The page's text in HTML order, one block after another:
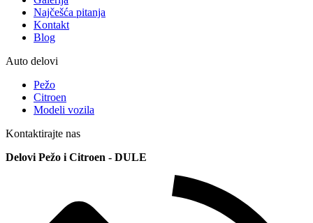
Najčešća pitanja
Kontakt
Blog
Auto delovi
Pežo
Citroen
Modeli vozila
Kontaktirajte nas
Delovi Pežo i Citroen - DULE